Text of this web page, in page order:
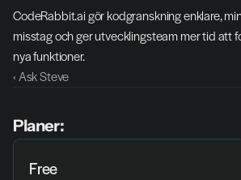
CodeRabbit.ai gör kodgranskning enklare,
misstag och ger utvecklingsteam mer tid att
nya funktioner.
‹ Ask Steve
Planer:
Free